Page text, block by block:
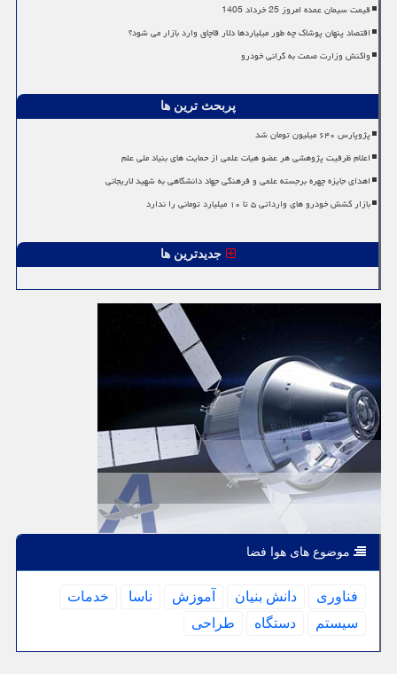
قیمت سیمان عمده امروز 25 خرداد 1405
اقتصاد پنهان پوشاک چه طور میلیاردها دلار قاچاق وارد بازار می شود؟
واکنش وزارت صمت به گرانی خودرو
پربحث ترین ها
پژوپارس ۶۴۰ میلیون تومان شد
اعلام ظرفیت پژوهشی هر عضو هیات علمی از حمایت های بنیاد ملی علم
اهدای جایزه چهره برجسته علمی و فرهنگی جهاد دانشگاهی به شهید لاریجانی
بازار کشش خودرو های وارداتی ۵ تا ۱۰ میلیارد تومانی را ندارد
جدیدترین ها
موضوع های هوا فضا
فناوری دانش بنیان آموزش ناسا
خدمات
سیستم
دستگاه طراحی